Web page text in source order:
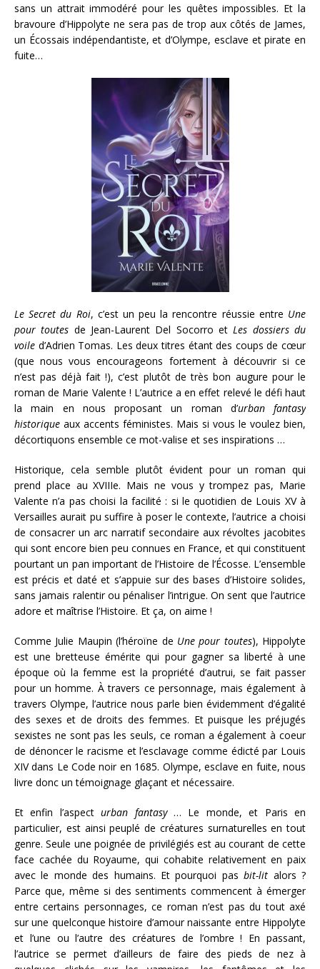
sans un attrait immodéré pour les quêtes impossibles. Et la
bravoure d’Hippolyte ne sera pas de trop aux côtés de James,
un Écossais indépendantiste, et d’Olympe, esclave et pirate en
fuite…
Le Secret du Roi, c’est un peu la rencontre réussie entre Une
pour toutes de Jean-Laurent Del Socorro et Les dossiers du
voile d’Adrien Tomas. Les deux titres étant des coups de cœur
(que nous vous encourageons fortement à découvrir si ce
n’est pas déjà fait !), c’est plutôt de très bon augure pour le
roman de Marie Valente ! L’autrice a en effet relevé le défi haut
la main en nous proposant un roman d’urban fantasy
historique aux accents féministes. Mais si vous le voulez bien,
décortiquons ensemble ce mot-valise et ses inspirations …
Historique, cela semble plutôt évident pour un roman qui
prend place au XVIIIe. Mais ne vous y trompez pas, Marie
Valente n’a pas choisi la facilité : si le quotidien de Louis XV à
Versailles aurait pu suffire à poser le contexte, l’autrice a choisi
de consacrer un arc narratif secondaire aux révoltes jacobites
qui sont encore bien peu connues en France, et qui constituent
pourtant un pan important de l’Histoire de l’Écosse. L’ensemble
est précis et daté et s’appuie sur des bases d’Histoire solides,
sans jamais ralentir ou pénaliser l’intrigue. On sent que l’autrice
adore et maîtrise l’Histoire. Et ça, on aime !
Comme Julie Maupin (l’héroïne de Une pour toutes), Hippolyte
est une bretteuse émérite qui pour gagner sa liberté à une
époque où la femme est la propriété d’autrui, se fait passer
pour un homme. À travers ce personnage, mais également à
travers Olympe, l’autrice nous parle bien évidemment d’égalité
des sexes et de droits des femmes. Et puisque les préjugés
sexistes ne sont pas les seuls, ce roman a également à coeur
de dénoncer le racisme et l’esclavage comme édicté par Louis
XIV dans Le Code noir en 1685. Olympe, esclave en fuite, nous
livre donc un témoignage glaçant et nécessaire.
Et enfin l’aspecturban fantasy… Le monde, et Paris en
particulier, est ainsi peuplé de créatures surnaturelles en tout
genre. Seule une poignée de privilégiés est au courant de cette
face cachée du Royaume, qui cohabite relativement en paix
avec le monde des humains. Et pourquoi pasbit-lit alors ?
Parce que, même si des sentiments commencent à émerger
entre certains personnages, ce roman n’est pas du tout axé
sur une quelconque histoire d’amour naissante entre Hippolyte
et l’une ou l’autre des créatures de l’ombre ! En passant,
l’autrice se permet d’ailleurs de faire des pieds de nez à